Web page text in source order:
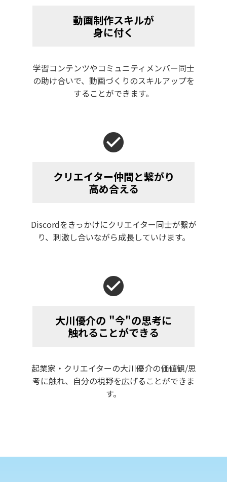
動画制作スキルが
身に付く
学習コンテンツやコミュニティメンバー同士
の助け合いで、動画づくりのスキルアップを
することができます。
check_circle
クリエイター仲間と繋がり
高め合える
Discordをきっかけにクリエイター同士が繋が
り、刺激し合いながら成長していけます。
check_circle
大川優介の "今"の思考に
触れることができる
起業家・クリエイターの大川優介の価値観/思
考に触れ、自分の視野を広げることができま
す。